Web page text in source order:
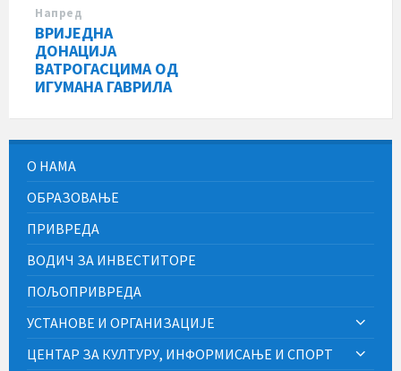
Напред
ВРИЈЕДНА
ДОНАЦИЈА
ВАТРОГАСЦИМА ОД
ИГУМАНА ГАВРИЛА
О НАМА
ОБРАЗОВАЊЕ
ПРИВРЕДА
ВОДИЧ ЗА ИНВЕСТИТОРЕ
ПОЉОПРИВРЕДА
УСТАНОВЕ И ОРГАНИЗАЦИЈЕ
ЦЕНТАР ЗА КУЛТУРУ, ИНФОРМИСАЊЕ И СПОРТ